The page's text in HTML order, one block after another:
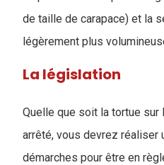
de taille de carapace) et la
légèrement plus
La législation
Quelle que soit la tortue sur
arrêté, vous devrez réaliser
démarches pour être en